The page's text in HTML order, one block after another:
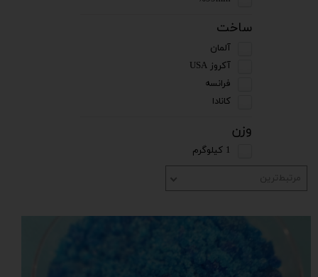
ساخت
آلمان
آکروز USA
فرانسه
کانادا
وزن
1 کیلوگرم
مرتبط‌ترین